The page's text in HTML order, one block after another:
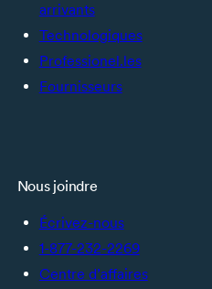
arrivants
Technologiques
Professionel.les
Fournisseurs
Nous joindre
Écrivez-nous
1-877-232-2269
Centre d’affaires